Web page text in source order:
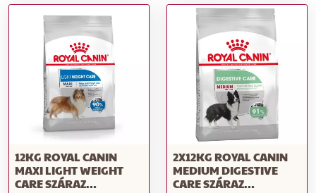
12KG ROYAL CANIN
MAXI LIGHT WEIGHT
CARE SZÁRAZ
2X12KG ROYAL CANIN
MEDIUM DIGESTIVE
CARE SZÁRAZ